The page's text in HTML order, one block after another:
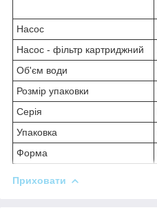
Насос
Насос - фільтр картриджний
Об'єм води
Розмір упаковки
Серія
Упаковка
Форма
Приховати